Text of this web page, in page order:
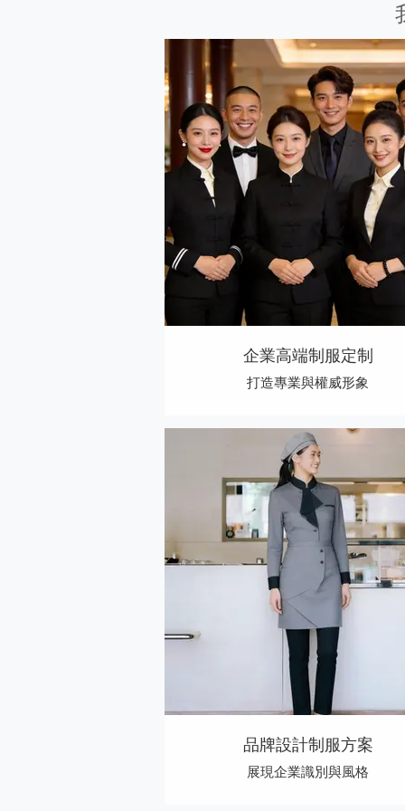
企業高端制服定制
打造專業與權威形象
品牌設計制服方案
展現企業識別與風格